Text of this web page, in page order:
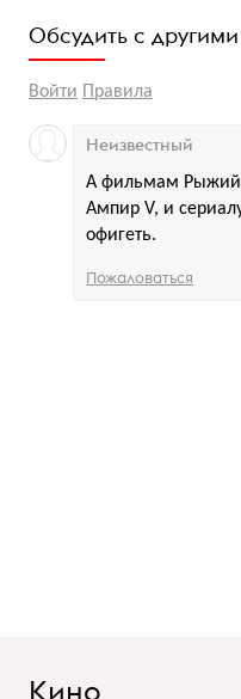
Обсудить с
Войти Правила
А фильмам Рыжий,
Ампир V, и
офигеть.
Неизвестный
Пожаловаться
Кино